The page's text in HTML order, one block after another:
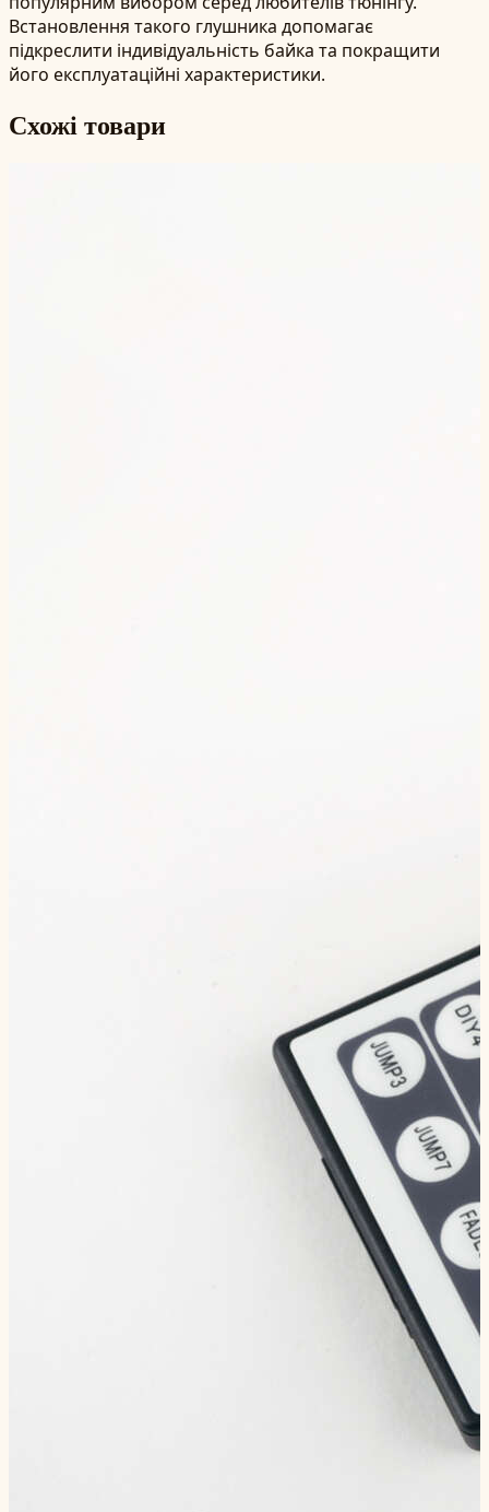
Встановлення такого глушника допомагає
підкреслити індивідуальність байка та покращити
його експлуатаційні характеристики.
Схожі товари